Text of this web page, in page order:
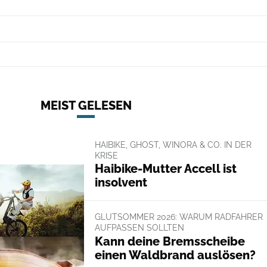
MEIST GELESEN
HAIBIKE, GHOST, WINORA & CO. IN DER
KRISE
Haibike-Mutter Accell ist
insolvent
GLUTSOMMER 2026: WARUM RADFAHRER
AUFPASSEN SOLLTEN
Kann deine Bremsscheibe
einen Waldbrand auslösen?